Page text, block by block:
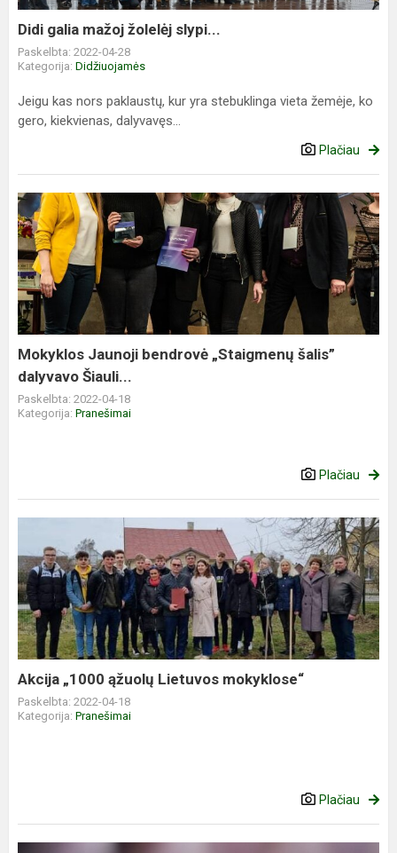
Didi galia mažoj žolelėj slypi...
Paskelbta: 2022-04-28
Kategorija: Didžiuojamės
Jeigu kas nors paklaustų, kur yra stebuklinga vieta žemėje, ko
gero, kiekvienas, dalyvavęs...
Plačiau
Mokyklos Jaunoji bendrovė „Staigmenų šalis”
dalyvavo Šiauli...
Paskelbta: 2022-04-18
Kategorija: Pranešimai
Plačiau
Akcija „1000 ąžuolų Lietuvos mokyklose“
Paskelbta: 2022-04-18
Kategorija: Pranešimai
Plačiau